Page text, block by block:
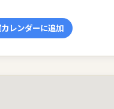
カレンダーに追加